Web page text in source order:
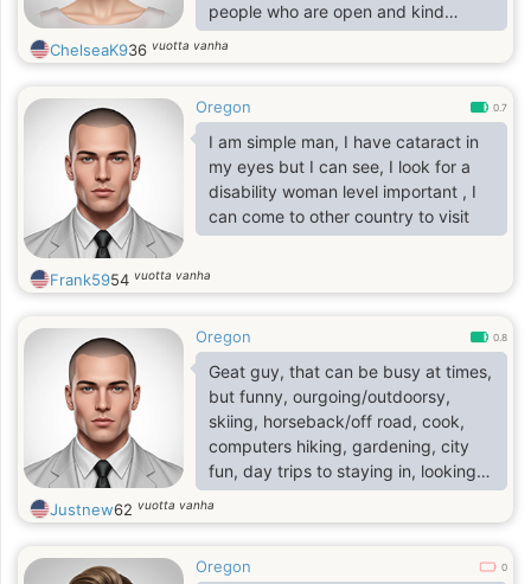
people who are open and kind
hearted. I am open minded and
honest. Not judgmental, never look
any kind of disability or issues. I am
looking for fun outside of my
circumstances.
ChelseaK936 vuotta vanha
Oregon 0.7
I am simple man, I have cataract in
my eyes but I can see, I look for a
disability woman level important , I
can come to other country to visit
Frank5954 vuotta vanha
Oregon 0.8
Geat guy, that can be busy at times,
but funny, ourgoing/outdoorsy,
skiing, horseback/off road, cook,
computers hiking, gardening, city
fun, day trips to staying in, looking
for long-term, an empty nester, no
serial texter please, prefer phone
no indecisive please, let's get out
Justnew62 vuotta vanha
Oregon 0